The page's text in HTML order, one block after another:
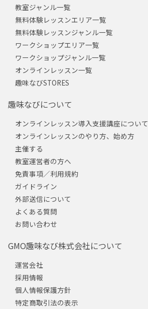
教室ジャンル一覧
無料体験レッスンエリア一覧
無料体験レッスンジャンル一覧
ワークショップエリア一覧
ワークショップジャンル一覧
オンラインレッスン一覧
趣味なびSTORES
趣味なびについて
オンラインレッスン導入支援講座について
オンラインレッスンのやり方、始め方
主催する
教室運営者の方へ
免責事項／利用規約
ガイドライン
外部送信について
よくある質問
お問い合わせ
GMO趣味なび株式会社について
運営会社
採用情報
個人情報保護方針
特定商取引法の表示